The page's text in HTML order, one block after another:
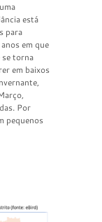
está
para
em que
se torna
em baixos
Por
pequenos